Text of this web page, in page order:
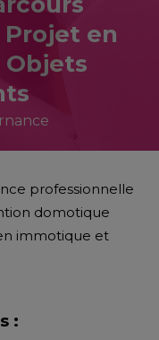
en
professionnelle
domotique
immotique et
: